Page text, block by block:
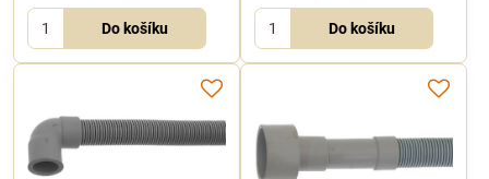
Do košíku Do košíku